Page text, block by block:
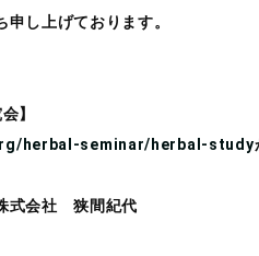
申し上げております。
】
herbal-seminar/herbal-study
式会社 狭間紀代